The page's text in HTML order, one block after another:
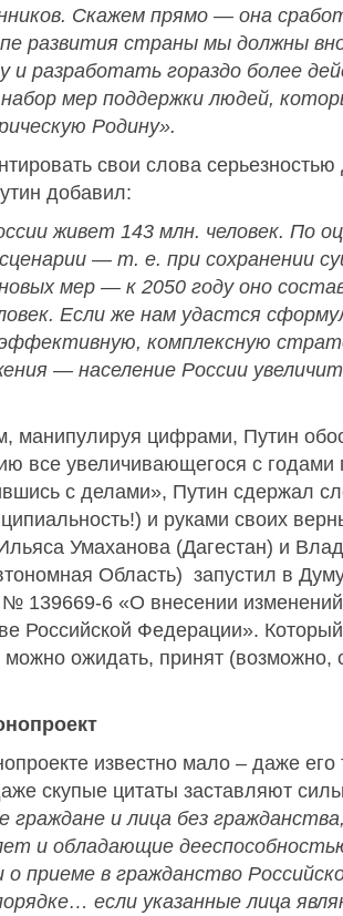
Скажем прямо — она
развития страны мы должны
и разработать гораздо более
мер поддержки людей,
Родину».
свои слова
добавил:
живет 143 млн. человек. По
— т. е. при сохранении
мер — к 2050 году оно
Если же нам удастся
комплексную
— население России
манипулируя цифрами, Путин
все увеличивающегося с годами
с делами», Путин сдержал
и руками своих
Умаханова (Дагестан) и
Область) запустил в
№ 139669-6 «О внесении
Российской Федерации».
можно ожидать, принят (возможно,
известно мало – даже его
скупые цитаты заставляют
граждане и лица без
и обладающие
о приеме в гражданство
если указанные лица